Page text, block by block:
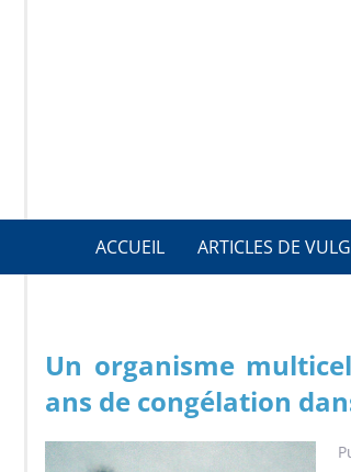
ACCUEIL ARTICLES DE
Un organisme
ans de congélation